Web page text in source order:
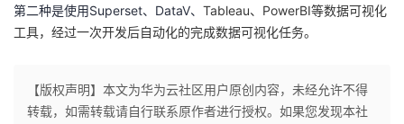
第二种是使用Superset、 DataV、 Tableau、 PowerBI等数据可视化
工具，经过一次开发后自动化的完成数据可视化任务。
【版权声明】本文为华为云社区用户原创内容，未经允许不得
转载，如需转载请自行联系原作者进行授权。如果您发现本社